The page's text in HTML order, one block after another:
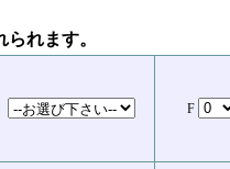
れます。
F